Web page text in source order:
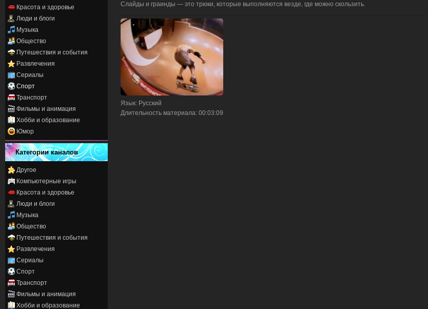
Красота и здоровье
Люди и блоги
Музыка
Общество
Путешествия и события
Развлечения
Сериалы
Спорт
Транспорт
Фильмы и анимация
Хобби и образование
Юмор
Категории каналов
Другое
Компьютерные игры
Красота и здоровье
Люди и блоги
Музыка
Общество
Путешествия и события
Развлечения
Сериалы
Спорт
Транспорт
Фильмы и анимация
Хобби и образование
Слайды и граинды — это трюки, которые выполняются везде, где можно скользить.
Язык: Русский
Длительность материала: 00:03:09